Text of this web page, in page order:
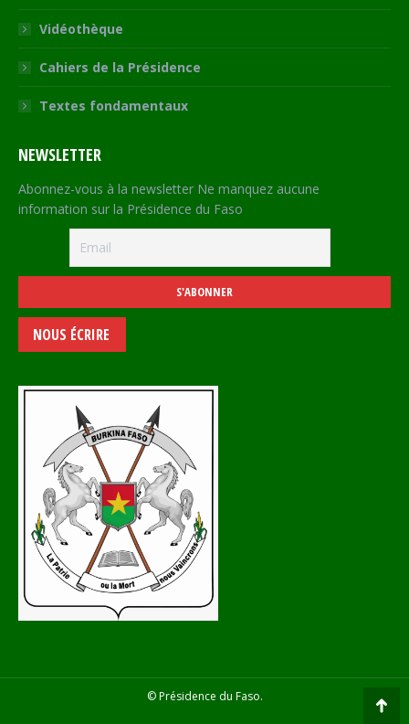
Vidéothèque
Cahiers de la Présidence
Textes fondamentaux
NEWSLETTER
Abonnez-vous à la newsletter Ne manquez aucune
information sur la Présidence du Faso
NOUS ÉCRIRE
© Présidence du Faso.
Go